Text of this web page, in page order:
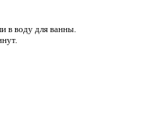
в воду для ванны.